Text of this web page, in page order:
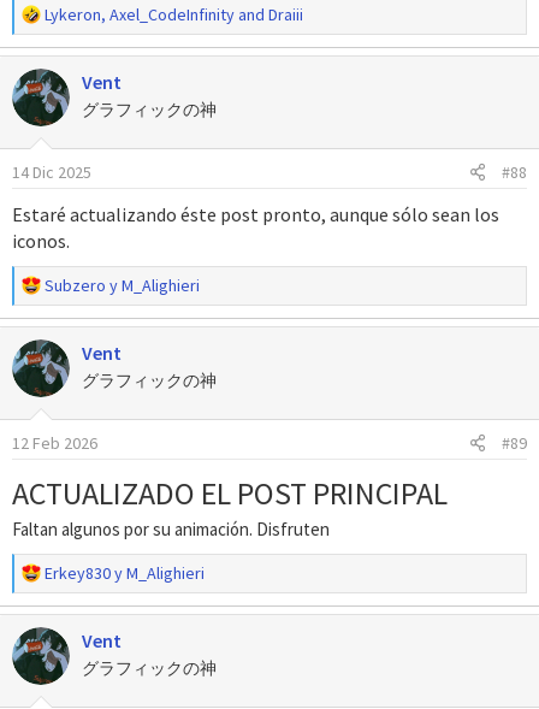
R
e
a
c
c
i
o
n
s
:
Lykeron, Axel_CodeInfinityand Draiii
Vent
グラフィックの神
14 Dic 2025 #88
Estaré actualizando éste post pronto, aunque sólo sean los
iconos.
R
e
a
c
c
i
o
n
s
Subzero yM_Alighieri
Vent
グラフィックの神
12 Feb 2026 #89
ACTUALIZADO EL POST PRINCIPAL
Faltan algunos por su animación. Disfruten
R
e
a
c
c
i
Erkey830yM_Alighieri
Vent
グラフィックの神